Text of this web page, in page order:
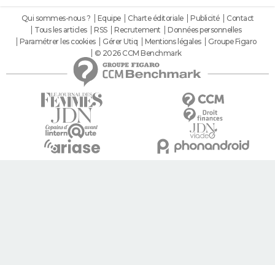
Qui sommes-nous ? Equipe Charte éditoriale Publicité
Contact
Tous les articles
RSS Recrutement
Données personnelles
Paramétrer les cookies
Gérer Utiq Mentions légales
Groupe Figaro
© 2026 CCM Benchmark